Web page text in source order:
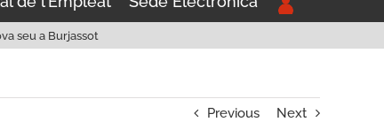
seu a Burjassot
Previous Next